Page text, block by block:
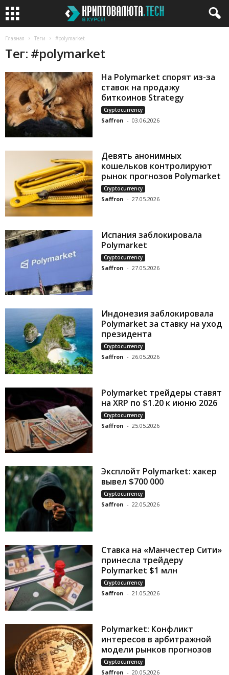
Главная Теги #polymarket
Тег: #polymarket
На Polymarket спорят из-за
ставок на продажу
биткоинов Strategy
Cryptocurrency
Saffron - 03.06.2026
Девять анонимных
кошельков контролируют
рынок прогнозов Polymarket
Cryptocurrency
Saffron - 27.05.2026
Испания заблокировала
Polymarket
Cryptocurrency
Saffron - 27.05.2026
Индонезия заблокировала
Polymarket за ставку на уход
президента
Cryptocurrency
Saffron - 26.05.2026
Polymarket трейдеры ставят
на XRP по $1.20 к июню 2026
Cryptocurrency
Saffron - 25.05.2026
Эксплойт Polymarket: хакер
вывел $700 000
Cryptocurrency
Saffron - 22.05.2026
Ставка на «Манчестер Сити»
принесла трейдеру
Polymarket $1 млн
Cryptocurrency
Saffron - 21.05.2026
Polymarket: Конфликт
интересов в арбитражной
модели рынков прогнозов
Cryptocurrency
Saffron - 20.05.2026